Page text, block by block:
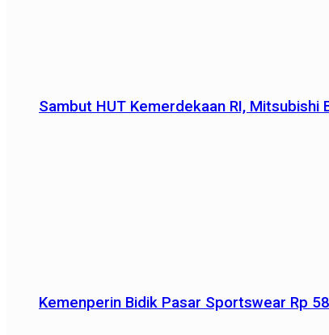
Sambut HUT Kemerdekaan RI,
Kemenperin Bidik Pasar Sportswear Rp